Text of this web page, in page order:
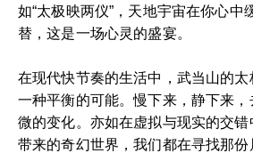
如“太极映两仪”，天地宇宙在你心中
替，这是一场心灵的盛宴。
在现代快节奏的生活中，武当山的
一种平衡的可能。慢下来，静下来
微的变化。亦如在虚拟与现实的交错
带来的奇幻世界，我们都在寻找那份